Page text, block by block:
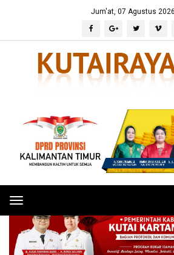
Jum'at, 07 Agustus 2026
Toggle
navigation